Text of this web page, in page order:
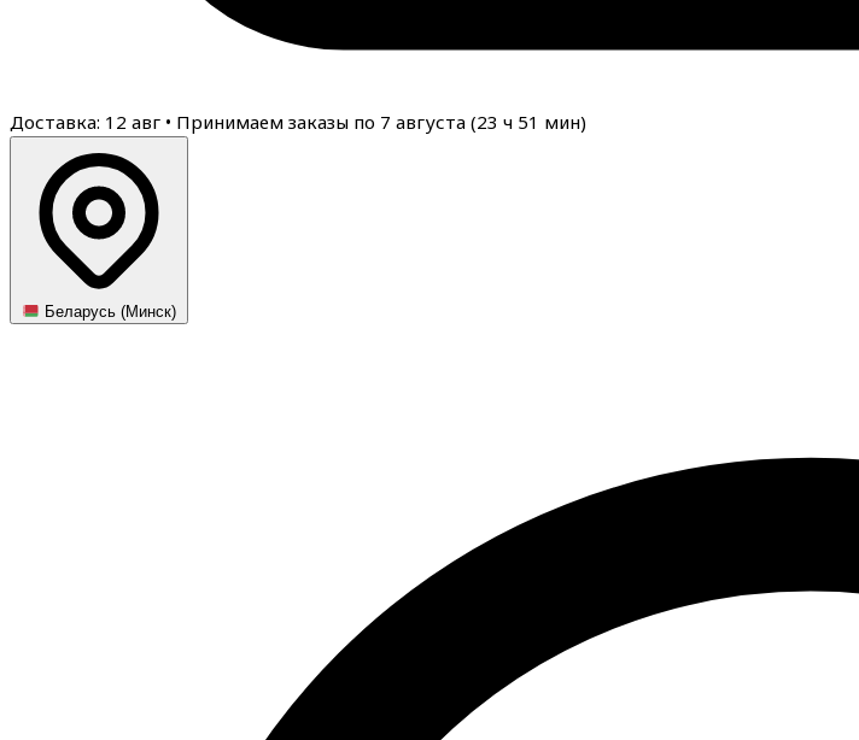
Доставка: 12 авг • Принимаем заказы по 7 августа (23 ч 51 мин)
Беларусь (Минск)